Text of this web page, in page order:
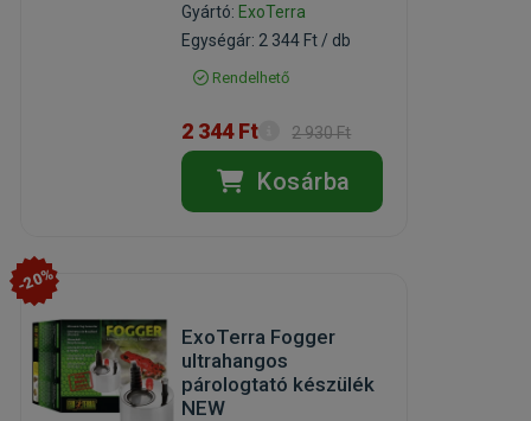
Gyártó: ExoTerra
Egységár: 2 344 Ft / db
Rendelhető
2 344 Ft 2 930 Ft
Kosárba
-20%
ExoTerra Fogger
ultrahangos
párologtató készülék
NEW